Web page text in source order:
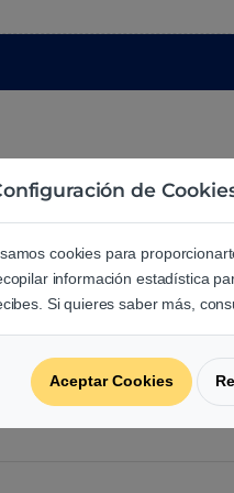
los usuarios
acerca de este producto.
de
cookies para
información estadística
Si quieres saber más,
Aceptar Cookies